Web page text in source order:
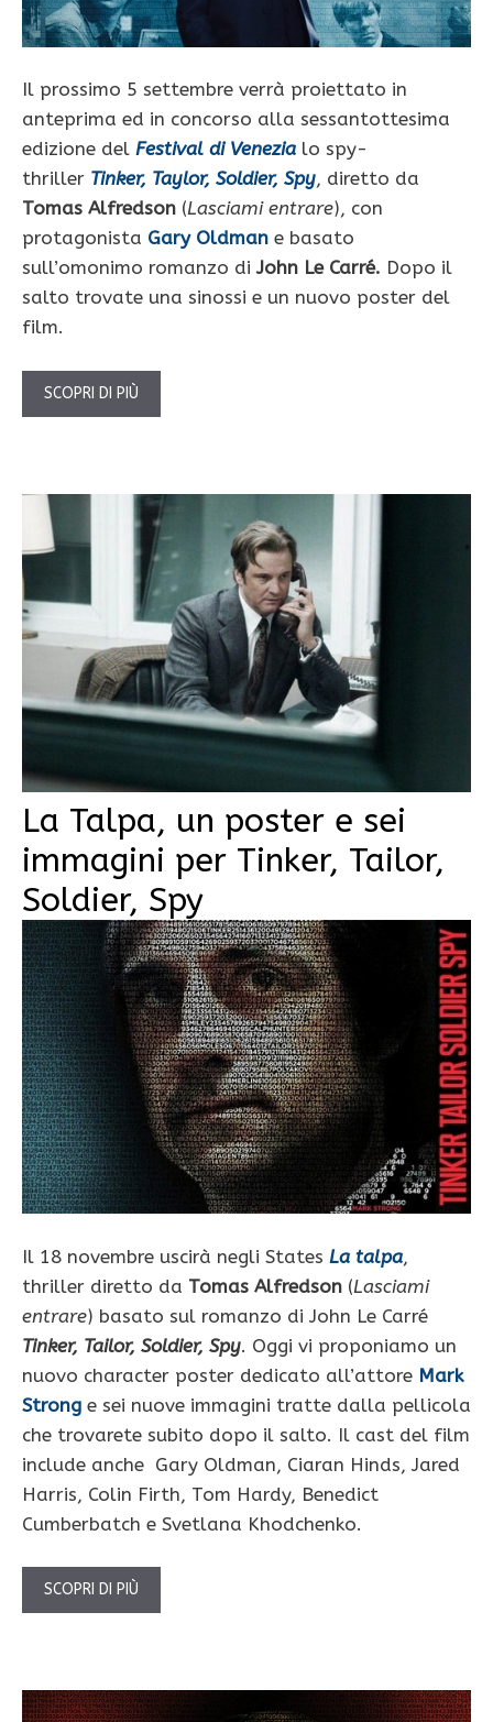
Il prossimo 5 settembre verrà proiettato in
anteprima ed in concorso alla sessantottesima
edizione del Festival di Venezia lo spy-
thriller Tinker, Taylor, Soldier, Spy, diretto da
Tomas Alfredson (Lasciami entrare), con
protagonista Gary Oldman e basato
sull’omonimo romanzo diJohn Le Carré. Dopo il
salto trovate una sinossi e un nuovo poster del
film.
SCOPRI DI PIÙ
La Talpa, un poster e sei
immagini per Tinker, Tailor,
Soldier, Spy
Il 18 novembre uscirà negli States La talpa,
thriller diretto da Tomas Alfredson (Lasciami
entrare) basato sul romanzo di John Le Carré
Tinker, Tailor, Soldier, Spy. Oggi vi proponiamo un
nuovo character poster dedicato all’attore Mark
Strong e sei nuove immagini tratte dalla pellicola
che trovarete subito dopo il salto. Il cast del film
include anche Gary Oldman, Ciaran Hinds, Jared
Harris, Colin Firth, Tom Hardy, Benedict
Cumberbatch e Svetlana Khodchenko.
SCOPRI DI PIÙ